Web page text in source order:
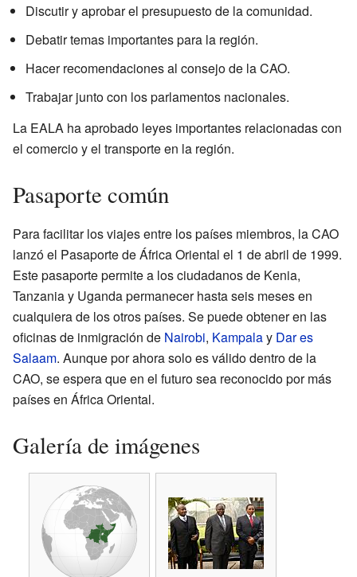
Discutir y aprobar el presupuesto de la comunidad.
Debatir temas importantes para la región.
Hacer recomendaciones al consejo de la CAO.
Trabajar junto con los parlamentos nacionales.
La EALA ha aprobado leyes importantes relacionadas con
el comercio y el transporte en la región.
Pasaporte común
Para facilitar los viajes entre los países miembros, la CAO
lanzó el Pasaporte de África Oriental el 1 de abril de 1999.
Este pasaporte permite a los ciudadanos de Kenia,
Tanzania y Uganda permanecer hasta seis meses en
cualquiera de los otros países. Se puede obtener en las
oficinas de inmigración de Nairobi, Kampalay Dar es
Salaam. Aunque por ahora solo es válido dentro de la
CAO, se espera que en el futuro sea reconocido por más
países en África Oriental.
Galería de imágenes